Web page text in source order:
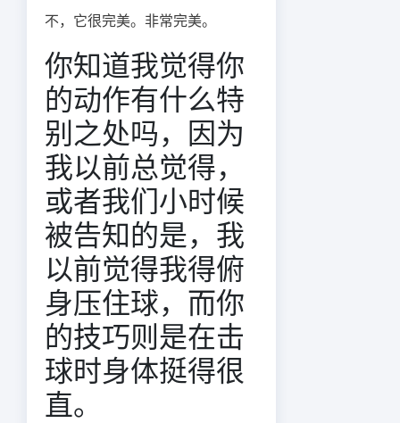
不，它很完美。非常完美。
你知道我觉得你
的动作有什么特
别之处吗，因为
我以前总觉得，
或者我们小时候
被告知的是，我
以前觉得我得俯
身压住球，而你
的技巧则是在击
球时身体挺得很
直。